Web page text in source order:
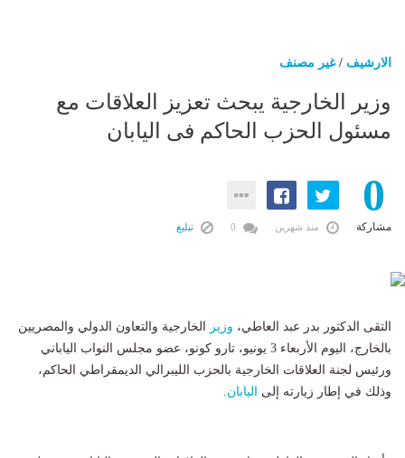
الارشيف /غير مصنف
وزير الخارجية يبحث تعزيز العلاقات مع
مسئول الحزب الحاكم فى اليابان
0
مشاركة منذ شهرين تبليغ
التقى الدكتور بدر عبد العاطي، وزير
الخارجية والتعاون الدولي والمصريين
بالخارج، اليوم الأربعاء 3 يونيو، تارو كونو، عضو مجلس النواب الياباني
ورئيس لجنة العلاقات الخارجية بالحزب الليبرالي الديمقراطي الحاكم،
وذلك في إطار زيارته إلى
اليابان